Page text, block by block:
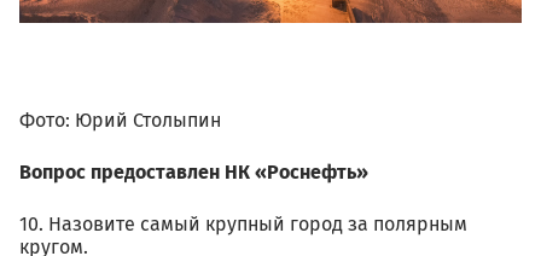
Фото: Юрий Столыпин
Вопрос предоставлен НК «Роснефть»
10. Назовите самый крупный город за полярным
кругом.